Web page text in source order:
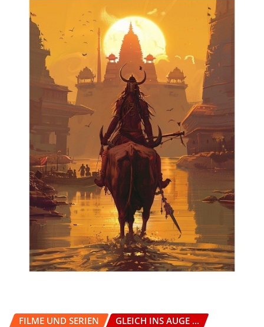
FILME UND SERIEN GLEICH INS AUGE ...